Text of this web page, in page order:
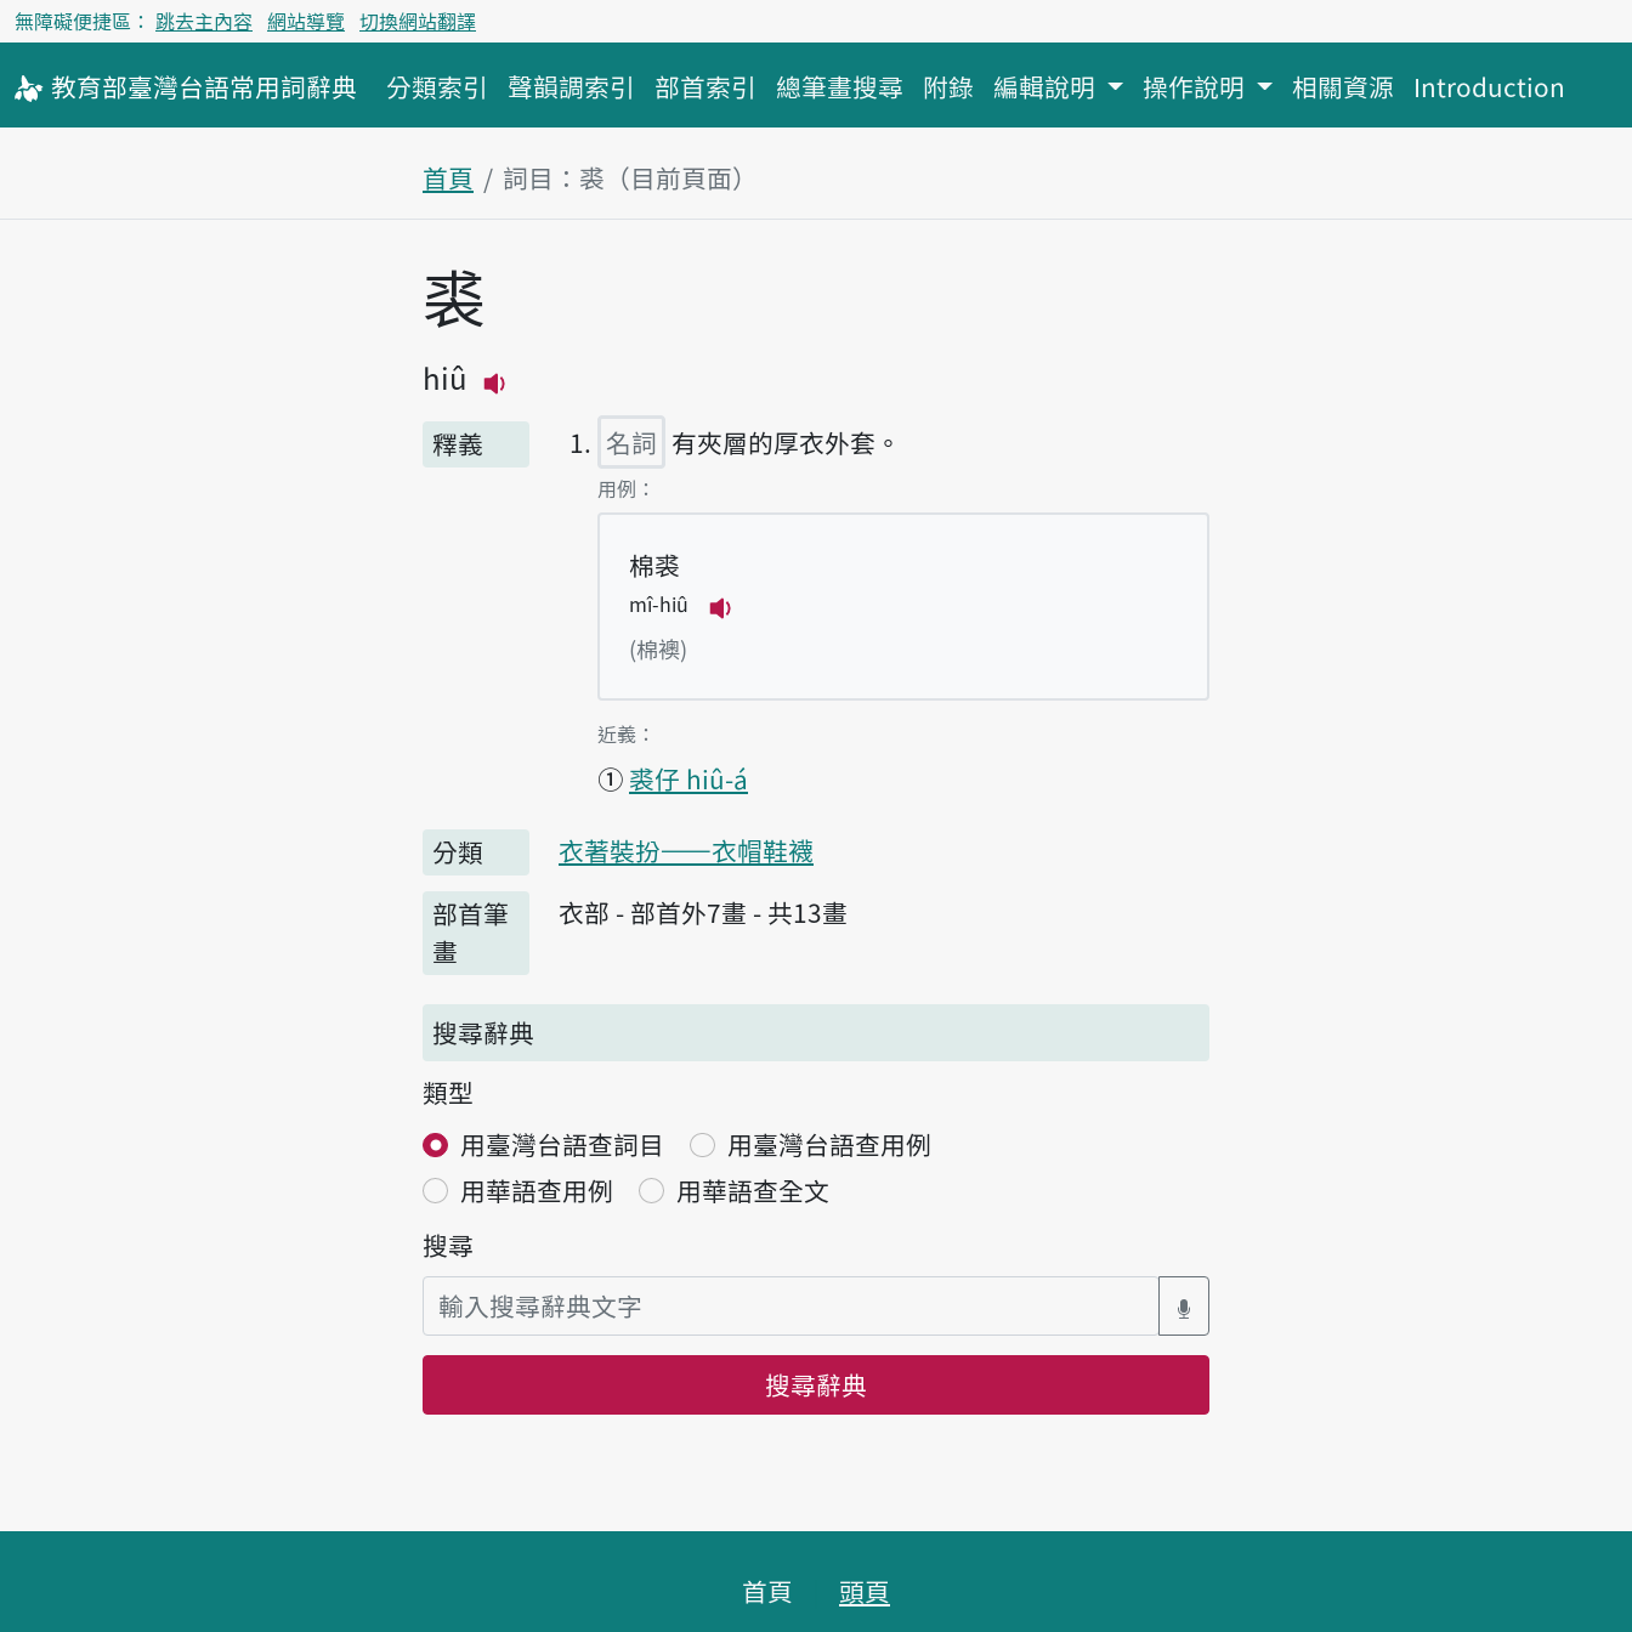
無障礙便捷區： 跳去主內容 網站導覽 切換網站翻譯
教育部臺灣台語常用詞辭典 分類索引 聲韻調索引 部首索引 總筆畫搜尋 附錄 編輯說明 操作說明 相關資源 Introduction
首頁 詞目：裘（目前頁面）
主內容區塊
裘
hiû
釋義
名詞 有夾層的厚衣外套。
第1項釋義的
用例：
棉裘
mî-hiû
(棉襖)
第1項釋義的
近義：
① 裘仔 hiû-á
分類
衣著裝扮——衣帽鞋襪
部首筆
畫
衣部 - 部首外7畫 - 共13畫
搜尋辭典
類型
用臺灣台語查詞目
用臺灣台語查用例
用華語查用例
用華語查全文
搜尋
搜尋辭典
首頁 頭頁